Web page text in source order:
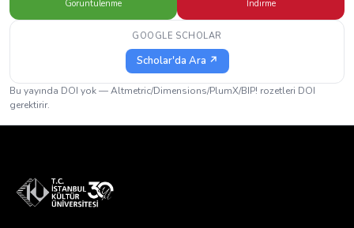
Görüntülenme İndirme
GOOGLE SCHOLAR
Scholar'da Ara ↗
Bu yayında DOI yok — Altmetric/Dimensions/PlumX/BIP! rozetleri DOI
gerektirir.